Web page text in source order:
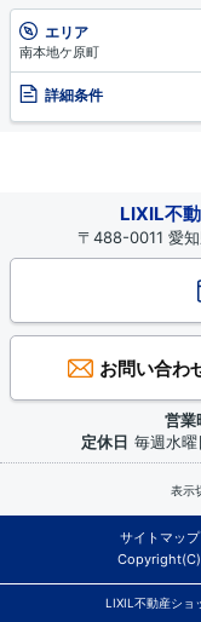
エリア
南本地ケ原町
詳細条件
LIXIL不
〒488-0011 愛
お問い合わ
営業
定休日 毎週水曜
表示
サイトマップ
Copyright(C)
LIXIL不動産ショ